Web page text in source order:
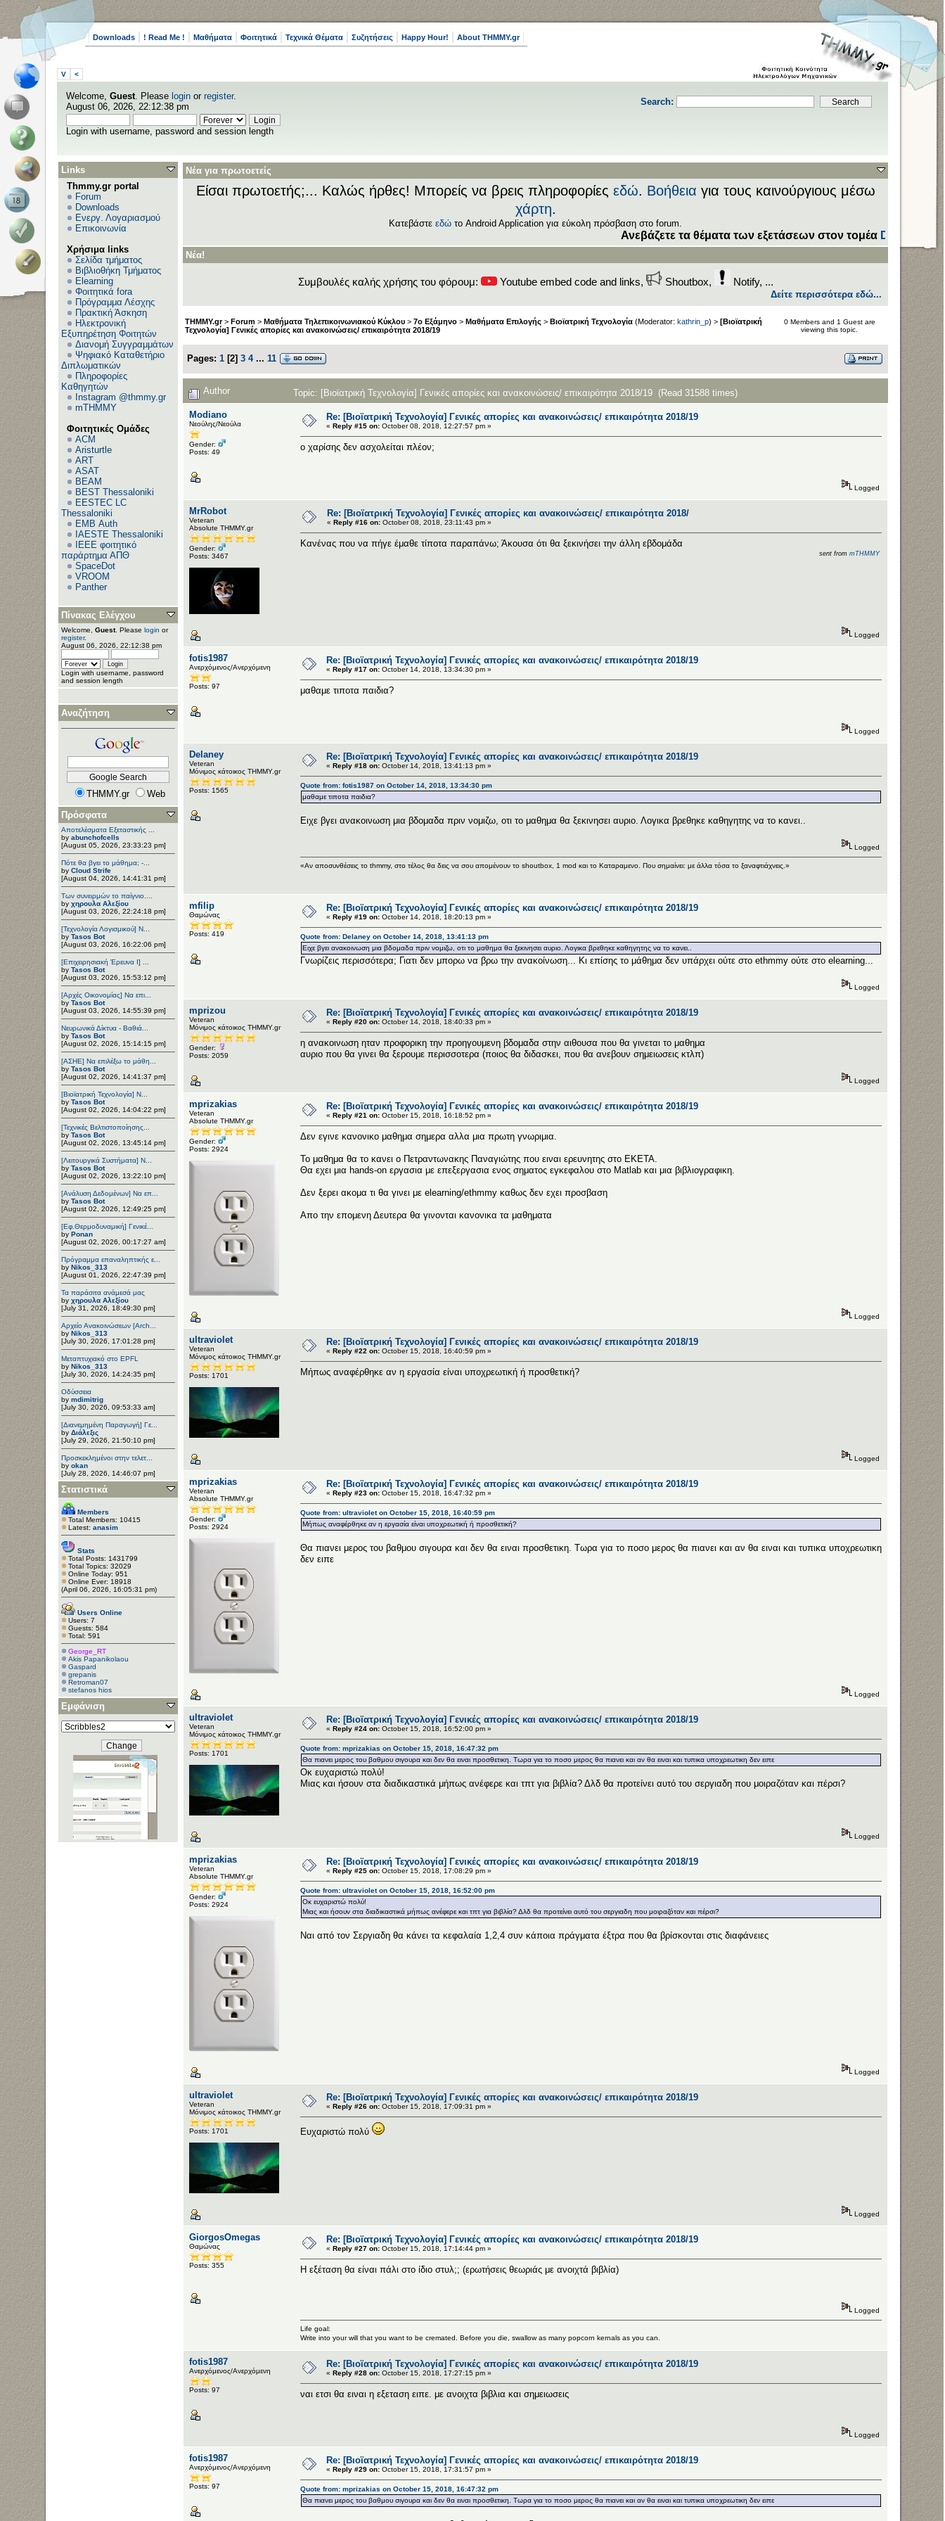
Downloads ! Read Me ! Μαθήματα Φοιτητικά Τεχνικά Θέματα Συζητήσεις Happy Hour! About THMMY.gr
V <
Search:
Welcome, Guest. Please login or register.
August 06, 2026, 22:12:38 pm
Login with username, password and session length
Links
Thmmy.gr portal
Forum
Downloads
Ενεργ. Λογαριασμού
Επικοινωνία
Χρήσιμα links
Σελίδα τμήματος
Βιβλιοθήκη Τμήματος
Elearning
Φοιτητικά fora
Πρόγραμμα Λέσχης
Πρακτική Άσκηση
Ηλεκτρονική
Εξυπηρέτηση Φοιτητών
Διανομή Συγγραμμάτων
Ψηφιακό Καταθετήριο
Διπλωματικών
Πληροφορίες
Καθηγητών
Instagram @thmmy.gr
mTHMMY
Φοιτητικές Ομάδες
ACM
Aristurtle
ART
ASAT
BEAM
BEST Thessaloniki
EESTEC LC
Thessaloniki
EΜΒ Auth
IAESTE Thessaloniki
IEEE φοιτητικό
παράρτημα ΑΠΘ
SpaceDot
VROOM
Panther
Πίνακας Ελέγχου
Welcome, Guest. Please login or
register.
August 06, 2026, 22:12:38 pm
Login with username, password
and session length
Αναζήτηση
THMMY.gr
Web
Πρόσφατα
Αποτελέσματα Εξεταστικής ...
by abunchofcells
[August 05, 2026, 23:33:23 pm]
Πότε θα βγει το μάθημα; -...
by Cloud Strife
[August 04, 2026, 14:41:31 pm]
Των συνειρμών το παίγνιο....
by χηρουλα Αλεξίου
[August 03, 2026, 22:24:18 pm]
[Τεχνολογία Λογισμικού] Ν...
by Tasos Bot
[August 03, 2026, 16:22:06 pm]
[Επιχειρησιακή Έρευνα Ι] ...
by Tasos Bot
[August 03, 2026, 15:53:12 pm]
[Αρχές Οικονομίας] Να επι...
by Tasos Bot
[August 03, 2026, 14:55:39 pm]
Νευρωνικά Δίκτυα - Βαθιά...
by Tasos Bot
[August 02, 2026, 15:14:15 pm]
[ΑΣΗΕ] Να επιλέξω το μάθη...
by Tasos Bot
[August 02, 2026, 14:41:37 pm]
[Βιοϊατρική Τεχνολογία] Ν...
by Tasos Bot
[August 02, 2026, 14:04:22 pm]
[Τεχνικές Βελτιστοποίησης...
by Tasos Bot
[August 02, 2026, 13:45:14 pm]
[Λειτουργικά Συστήματα] Ν...
by Tasos Bot
[August 02, 2026, 13:22:10 pm]
[Ανάλυση Δεδομένων] Να επ...
by Tasos Bot
[August 02, 2026, 12:49:25 pm]
[Εφ.Θερμοδυναμική] Γενικέ...
by Ponan
[August 02, 2026, 00:17:27 am]
Πρόγραμμα επαναληπτικής ε...
by Nikos_313
[August 01, 2026, 22:47:39 pm]
Τα παράσιτα ανάμεσά μας
by χηρουλα Αλεξίου
[July 31, 2026, 18:49:30 pm]
Αρχείο Ανακοινώσεων [Arch...
by Nikos_313
[July 30, 2026, 17:01:28 pm]
Μεταπτυχιακό στο EPFL
by Nikos_313
[July 30, 2026, 14:24:35 pm]
Οδύσσεια
by mdimitrig
[July 30, 2026, 09:53:33 am]
[Διανεμημένη Παραγωγή] Γε...
by Διάλεξις
[July 29, 2026, 21:50:10 pm]
Προσκεκλημένοι στην τελετ...
by okan
[July 28, 2026, 14:46:07 pm]
Στατιστικά
Members
Total Members: 10415
Latest: anasim
Stats
Total Posts: 1431799
Total Topics: 32029
Online Today: 951
Online Ever: 18918
(April 06, 2026, 16:05:31 pm)
Users Online
Users: 7
Guests: 584
Total: 591
George_RT
Akis Papanikolaou
Gaspard
grepanis
Retroman07
stefanos hios
Εμφάνιση
Νέα για πρωτοετείς
Είσαι πρωτοετής;... Καλώς ήρθες! Μπορείς να βρεις πληροφορίες εδώ. Βοήθεια για τους καινούργιους μέσω
χάρτη.
Κατεβάστε εδώ το Android Application για εύκολη πρόσβαση στο forum.
Ανεβάζετε τα θέματα των εξετάσεων στον τομέαDownloads με
Νέα!
Συμβουλές καλής χρήσης του φόρουμ: Youtube embed code and links, Shoutbox, Notify, ...
Δείτε περισσότερα εδώ...
THMMY.gr> Forum > Μαθήματα Τηλεπικοινωνιακού Κύκλου > 7ο Εξάμηνο > Μαθήματα Επιλογής > Βιοϊατρική Τεχνολογία (Moderator: kathrin_p) > [Βιοϊατρική
Τεχνολογία] Γενικές απορίες και ανακοινώσεις/ επικαιρότητα 2018/19
0 Members and 1 Guest are
viewing this topic.
Pages: 1 [2] 3 4 ... 11
Author Topic: [Βιοϊατρική Τεχνολογία] Γενικές απορίες και ανακοινώσεις/ επικαιρότητα 2018/19 (Read 31588 times)
Modiano
Νεούλης/Νεούλα
Gender:
Posts: 49
Re: [Βιοϊατρική Τεχνολογία] Γενικές απορίες και ανακοινώσεις/ επικαιρότητα 2018/19
« Reply #15 on: October 08, 2018, 12:27:57 pm »
o χαρίσης δεν ασχολείται πλέον;
Logged
MrRobot
Veteran
Αbsolute ΤΗΜΜΥ.gr
Gender:
Posts: 3467
Re: [Βιοϊατρική Τεχνολογία] Γενικές απορίες και ανακοινώσεις/ επικαιρότητα 2018/
« Reply #16 on: October 08, 2018, 23:11:43 pm »
Κανένας που να πήγε έμαθε τίποτα παραπάνω; Άκουσα ότι θα ξεκινήσει την άλλη εβδομάδα
sent from mTHMMY
Logged
fotis1987
Ανερχόμενος/Ανερχόμενη
Posts: 97
Re: [Βιοϊατρική Τεχνολογία] Γενικές απορίες και ανακοινώσεις/ επικαιρότητα 2018/19
« Reply #17 on: October 14, 2018, 13:34:30 pm »
μαθαμε τιποτα παιδια?
Logged
Delaney
Veteran
Μόνιμος κάτοικος ΤΗΜΜΥ.gr
Posts: 1565
Re: [Βιοϊατρική Τεχνολογία] Γενικές απορίες και ανακοινώσεις/ επικαιρότητα 2018/19
« Reply #18 on: October 14, 2018, 13:41:13 pm »
Quote from: fotis1987 on October 14, 2018, 13:34:30 pm
μαθαμε τιποτα παιδια?
Ειχε βγει ανακοινωση μια βδομαδα πριν νομιζω, οτι το μαθημα θα ξεκινησει αυριο. Λογικα βρεθηκε καθηγητης να το κανει..
Logged
«Αν αποσυνθέσεις το thmmy, στο τέλος θα δεις να σου απομένουν το shoutbox, 1 mod και το Καταραμενο. Που σημαίνει: με άλλα τόσα τo ξαναφτιάχνεις.»
mfilip
Θαμώνας
Posts: 419
Re: [Βιοϊατρική Τεχνολογία] Γενικές απορίες και ανακοινώσεις/ επικαιρότητα 2018/19
« Reply #19 on: October 14, 2018, 18:20:13 pm »
Quote from: Delaney on October 14, 2018, 13:41:13 pm
Ειχε βγει ανακοινωση μια βδομαδα πριν νομιζω, οτι το μαθημα θα ξεκινησει αυριο. Λογικα βρεθηκε καθηγητης να το κανει..
Γνωρίζεις περισσότερα; Γιατι δεν μπορω να βρω την ανακοίνωση... Κι επίσης το μάθημα δεν υπάρχει ούτε στο ethmmy ούτε στο elearning...
Logged
mprizou
Veteran
Μόνιμος κάτοικος ΤΗΜΜΥ.gr
Gender:
Posts: 2059
Re: [Βιοϊατρική Τεχνολογία] Γενικές απορίες και ανακοινώσεις/ επικαιρότητα 2018/19
« Reply #20 on: October 14, 2018, 18:40:33 pm »
η ανακοινωση ηταν προφορικη την προηγουμενη βδομαδα στην αιθουσα που θα γινεται το μαθημα
αυριο που θα γινει θα ξερουμε περισσοτερα (ποιος θα διδασκει, που θα ανεβουν σημειωσεις κτλπ)
Logged
mprizakias
Veteran
Αbsolute ΤΗΜΜΥ.gr
Gender:
Posts: 2924
Re: [Βιοϊατρική Τεχνολογία] Γενικές απορίες και ανακοινώσεις/ επικαιρότητα 2018/19
« Reply #21 on: October 15, 2018, 16:18:52 pm »
Δεν εγινε κανονικο μαθημα σημερα αλλα μια πρωτη γνωριμια.
Το μαθημα θα το κανει ο Πετραντωνακης Παναγιώτης που ειναι ερευνητης στο ΕΚΕΤΑ.
Θα εχει μια hands-on εργασια με επεξεργασια ενος σηματος εγκεφαλου στο Matlab και μια βιβλιογραφικη.
Δεν ξερει ακομα τι θα γινει με elearning/ethmmy καθως δεν εχει προσβαση
Απο την επομενη Δευτερα θα γινονται κανονικα τα μαθηματα
Logged
ultraviolet
Veteran
Μόνιμος κάτοικος ΤΗΜΜΥ.gr
Posts: 1701
Re: [Βιοϊατρική Τεχνολογία] Γενικές απορίες και ανακοινώσεις/ επικαιρότητα 2018/19
« Reply #22 on: October 15, 2018, 16:40:59 pm »
Μήπως αναφέρθηκε αν η εργασία είναι υποχρεωτική ή προσθετική?
Logged
mprizakias
Veteran
Αbsolute ΤΗΜΜΥ.gr
Gender:
Posts: 2924
Re: [Βιοϊατρική Τεχνολογία] Γενικές απορίες και ανακοινώσεις/ επικαιρότητα 2018/19
« Reply #23 on: October 15, 2018, 16:47:32 pm »
Quote from: ultraviolet on October 15, 2018, 16:40:59 pm
Μήπως αναφέρθηκε αν η εργασία είναι υποχρεωτική ή προσθετική?
Θα πιανει μερος του βαθμου σιγουρα και δεν θα ειναι προσθετικη. Τωρα για το ποσο μερος θα πιανει και αν θα ειναι και τυπικα υποχρεωτικη
δεν ειπε
Logged
ultraviolet
Veteran
Μόνιμος κάτοικος ΤΗΜΜΥ.gr
Posts: 1701
Re: [Βιοϊατρική Τεχνολογία] Γενικές απορίες και ανακοινώσεις/ επικαιρότητα 2018/19
« Reply #24 on: October 15, 2018, 16:52:00 pm »
Quote from: mprizakias on October 15, 2018, 16:47:32 pm
Θα πιανει μερος του βαθμου σιγουρα και δεν θα ειναι προσθετικη. Τωρα για το ποσο μερος θα πιανει και αν θα ειναι και τυπικα υποχρεωτικη δεν ειπε
Οκ ευχαριστώ πολύ!
Μιας και ήσουν στα διαδικαστικά μήπως ανέφερε και τπτ για βιβλία? Δλδ θα προτείνει αυτό του σεργιαδη που μοιραζόταν και πέρσι?
Logged
mprizakias
Veteran
Αbsolute ΤΗΜΜΥ.gr
Gender:
Posts: 2924
Re: [Βιοϊατρική Τεχνολογία] Γενικές απορίες και ανακοινώσεις/ επικαιρότητα 2018/19
« Reply #25 on: October 15, 2018, 17:08:29 pm »
Quote from: ultraviolet on October 15, 2018, 16:52:00 pm
Οκ ευχαριστώ πολύ!
Μιας και ήσουν στα διαδικαστικά μήπως ανέφερε και τπτ για βιβλία? Δλδ θα προτείνει αυτό του σεργιαδη που μοιραζόταν και πέρσι?
Ναι από τον Σεργιαδη θα κάνει τα κεφαλαία 1,2,4 συν κάποια πράγματα έξτρα που θα βρίσκονται στις διαφάνειες
Logged
ultraviolet
Veteran
Μόνιμος κάτοικος ΤΗΜΜΥ.gr
Posts: 1701
Re: [Βιοϊατρική Τεχνολογία] Γενικές απορίες και ανακοινώσεις/ επικαιρότητα 2018/19
« Reply #26 on: October 15, 2018, 17:09:31 pm »
Ευχαριστώ πολύ
Logged
GiorgosOmegas
Θαμώνας
Posts: 355
Re: [Βιοϊατρική Τεχνολογία] Γενικές απορίες και ανακοινώσεις/ επικαιρότητα 2018/19
« Reply #27 on: October 15, 2018, 17:14:44 pm »
Η εξέταση θα είναι πάλι στο ίδιο στυλ;; (ερωτήσεις θεωριάς με ανοιχτά βιβλία)
Logged
Life goal:
Write into your will that you want to be cremated. Before you die, swallow as many popcorn kernals as you can.
fotis1987
Ανερχόμενος/Ανερχόμενη
Posts: 97
Re: [Βιοϊατρική Τεχνολογία] Γενικές απορίες και ανακοινώσεις/ επικαιρότητα 2018/19
« Reply #28 on: October 15, 2018, 17:27:15 pm »
ναι ετσι θα ειναι η εξεταση ειπε. με ανοιχτα βιβλια και σημειωσεις
Logged
fotis1987
Ανερχόμενος/Ανερχόμενη
Posts: 97
Re: [Βιοϊατρική Τεχνολογία] Γενικές απορίες και ανακοινώσεις/ επικαιρότητα 2018/19
« Reply #29 on: October 15, 2018, 17:31:57 pm »
Quote from: mprizakias on October 15, 2018, 16:47:32 pm
Θα πιανει μερος του βαθμου σιγουρα και δεν θα ειναι προσθετικη. Τωρα για το ποσο μερος θα πιανει και αν θα ειναι και τυπικα υποχρεωτικη δεν ειπε